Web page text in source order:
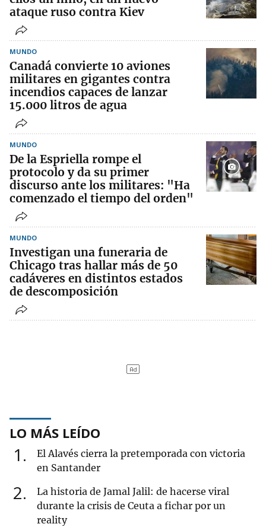
ataque ruso contra Kiev
MUNDO
Canadá convierte 10 aviones
militares en gigantes contra
incendios capaces de lanzar
15.000 litros de agua
MUNDO
De la Espriella rompe el
protocolo y da su primer
discurso ante los militares: "Ha
comenzado el tiempo del orden"
MUNDO
Investigan una funeraria de
Chicago tras hallar más de 50
cadáveres en distintos estados
de descomposición
LO MÁS LEÍDO
1
El Alavés cierra la pretemporada con victoria
en Santander
2
La historia de Jamal Jalil: de hacerse viral
durante la crisis de Ceuta a fichar por un
reality